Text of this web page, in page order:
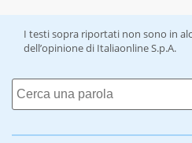
I testi sopra riportati non sono in
dell’opinione di Italiaonline S.p.A.